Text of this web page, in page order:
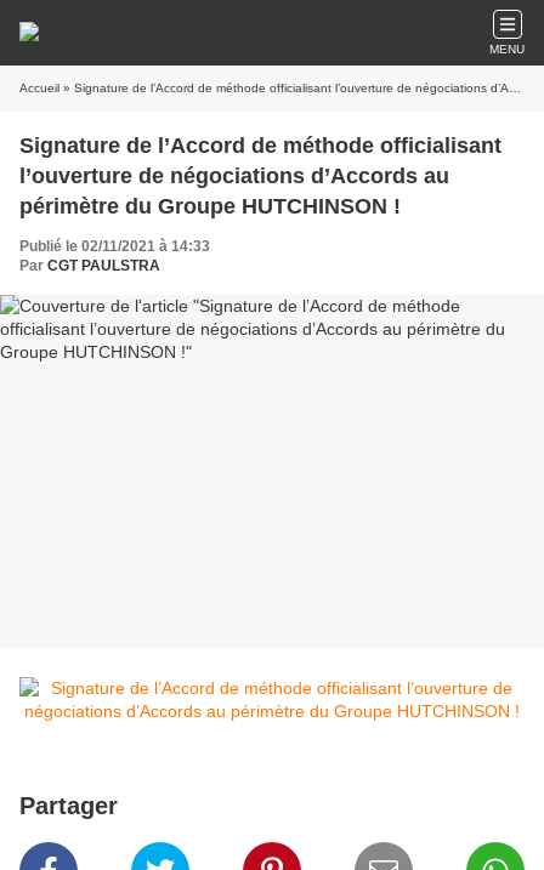
MENU
Accueil » Signature de l’Accord de méthode officialisant l’ouverture de négociations d’Accords au périmètre du Groupe HUTCHINSON !
Signature de l’Accord de méthode officialisant
l’ouverture de négociations d’Accords au
périmètre du Groupe HUTCHINSON !
Publié le 02/11/2021 à 14:33
Par CGT PAULSTRA
Partager